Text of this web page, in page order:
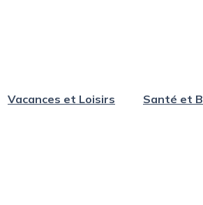
Vacances et Loisirs
Santé et